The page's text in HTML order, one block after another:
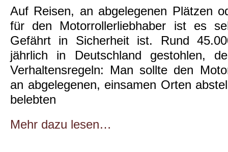
Auf Reisen, an abgelegenen Plätzen
für den Motorrollerliebhaber ist es
Gefährt in Sicherheit ist. Rund
jährlich in Deutschland gestohlen,
Verhaltensregeln: Man sollte den
an abgelegenen, einsamen Orten
belebten
Mehr dazu lesen…